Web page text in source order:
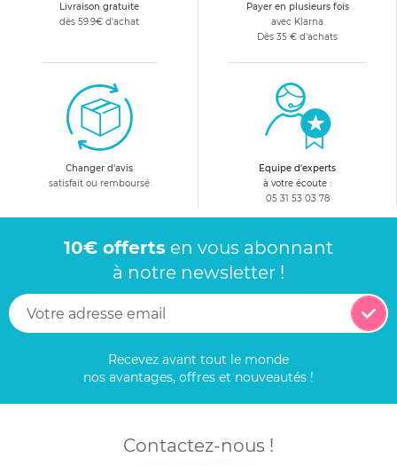
Livraison gratuite
dès 59.9€ d'achat
Payer en plusieurs fois
avec Klarna
Dès 35 € d'achats
Changer d'avis
satisfait ou remboursé
Equipe d'experts
à votre écoute :
05 31 53 03 78
10€ offerts en vous abonnant
à notre newsletter !
Recevez avant tout le monde
nos avantages, offres et nouveautés !
Contactez-nous !